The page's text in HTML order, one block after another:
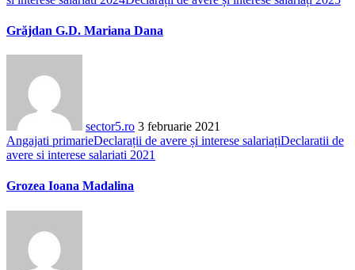
Grăjdan G.D. Mariana Dana
sector5.ro 3 februarie 2021
Angajati primarieDeclarații de avere și interese salariațiDeclaratii de
avere si interese salariati 2021
Grozea Ioana Madalina